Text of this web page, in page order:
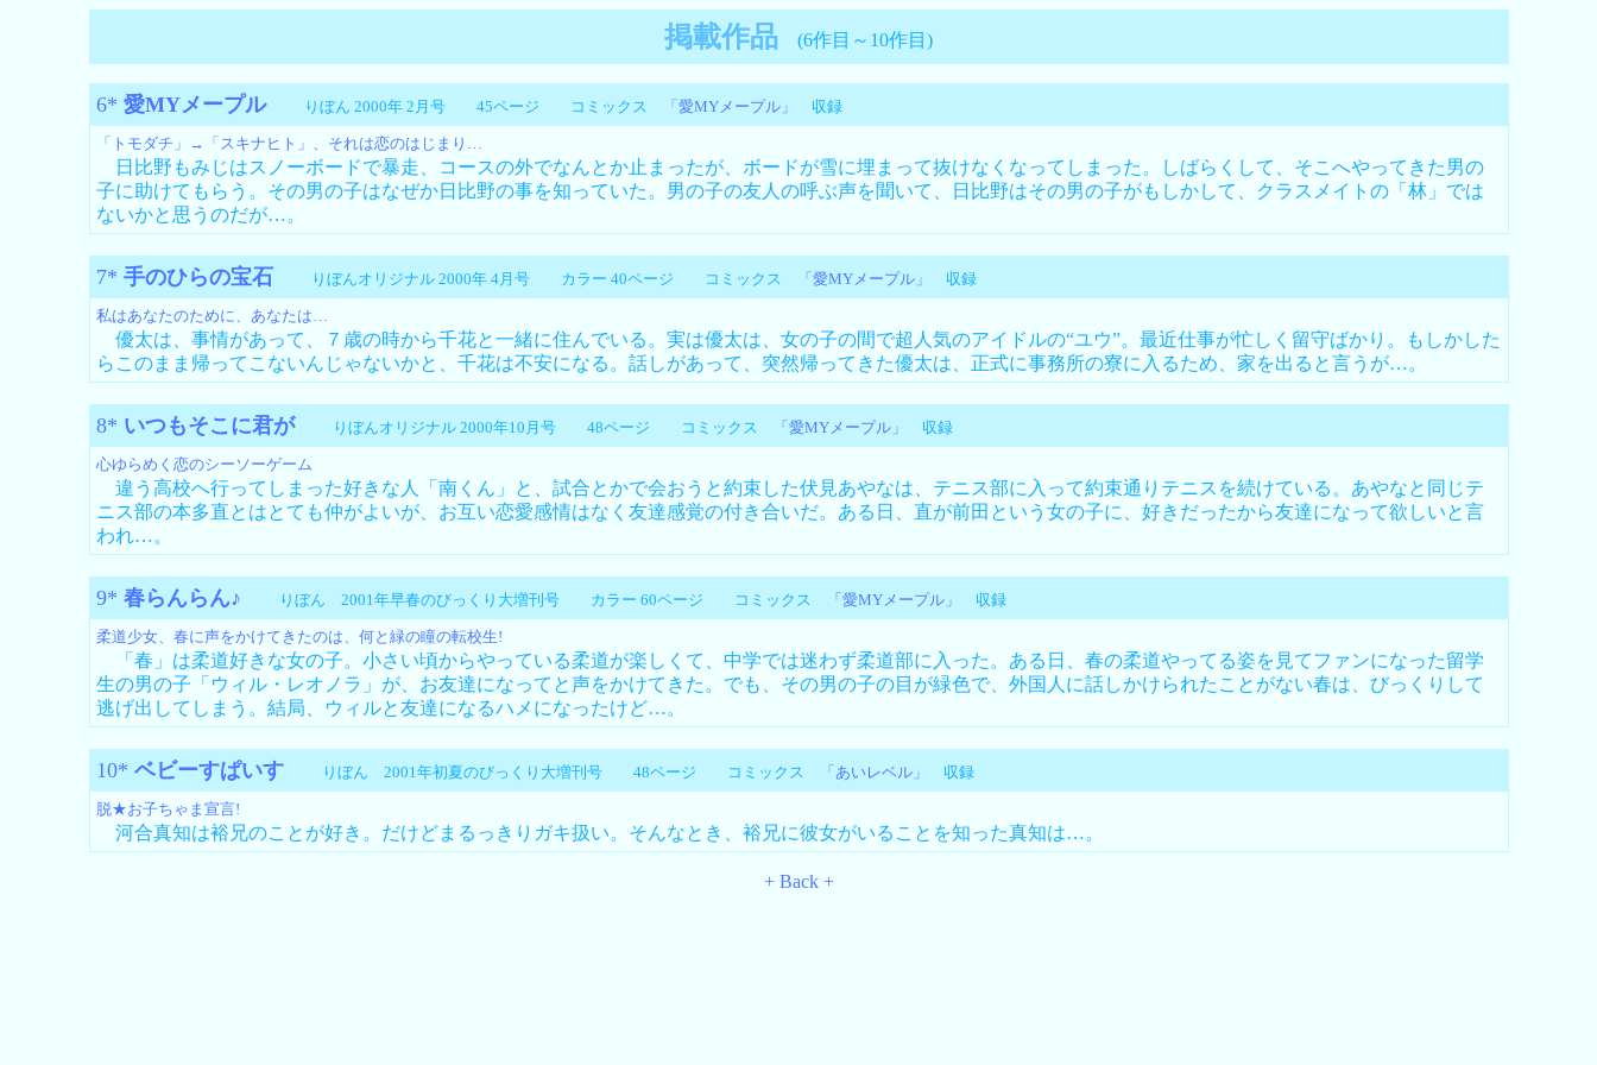
掲載作品 (6作目～10作目)
6* 愛MYメープル りぼん 2000年 2月号 45ページ コミックス 「愛MYメープル」 収録
「トモダチ」→「スキナヒト」、それは恋のはじまり…
日比野もみじはスノーボードで暴走、コースの外でなんとか止まったが、ボードが雪に埋まって抜けなくなってしまった。しばらくして、そこへやってきた男の
子に助けてもらう。その男の子はなぜか日比野の事を知っていた。男の子の友人の呼ぶ声を聞いて、日比野はその男の子がもしかして、クラスメイトの「林」では
ないかと思うのだが…。
7* 手のひらの宝石 りぼんオリジナル 2000年 4月号 カラー 40ページ コミックス 「愛MYメープル」 収録
私はあなたのために、あなたは…
優太は、事情があって、７歳の時から千花と一緒に住んでいる。実は優太は、女の子の間で超人気のアイドルの“ユウ”。最近仕事が忙しく留守ばかり。もしかした
らこのまま帰ってこないんじゃないかと、千花は不安になる。話しがあって、突然帰ってきた優太は、正式に事務所の寮に入るため、家を出ると言うが…。
8* いつもそこに君が りぼんオリジナル 2000年10月号 48ページ コミックス 「愛MYメープル」 収録
心ゆらめく恋のシーソーゲーム
違う高校へ行ってしまった好きな人「南くん」と、試合とかで会おうと約束した伏見あやなは、テニス部に入って約束通りテニスを続けている。あやなと同じテ
ニス部の本多直とはとても仲がよいが、お互い恋愛感情はなく友達感覚の付き合いだ。ある日、直が前田という女の子に、好きだったから友達になって欲しいと言
われ…。
9* 春らんらん♪ りぼん 2001年早春のびっくり大増刊号 カラー 60ページ コミックス 「愛MYメープル」 収録
柔道少女、春に声をかけてきたのは、何と緑の瞳の転校生!
「春」は柔道好きな女の子。小さい頃からやっている柔道が楽しくて、中学では迷わず柔道部に入った。ある日、春の柔道やってる姿を見てファンになった留学
生の男の子「ウィル・レオノラ」が、お友達になってと声をかけてきた。でも、その男の子の目が緑色で、外国人に話しかけられたことがない春は、びっくりして
逃げ出してしまう。結局、ウィルと友達になるハメになったけど…。
10* ベビーすぱいす りぼん 2001年初夏のびっくり大増刊号 48ページ コミックス 「あいレベル」 収録
脱★お子ちゃま宣言!
河合真知は裕兄のことが好き。だけどまるっきりガキ扱い。そんなとき、裕兄に彼女がいることを知った真知は…。
+ Back +